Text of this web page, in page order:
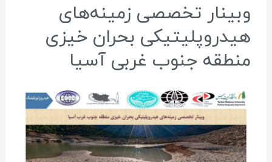
وبینار تخصصی زمینه‌های
هیدروپلیتیکی بحران خیزی
منطقه جنوب غربی آسیا